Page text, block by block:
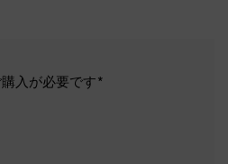
入が必要です*